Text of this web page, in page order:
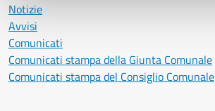
Notizie
Avvisi
Comunicati
Comunicati stampa della Giunta Comunale
Comunicati stampa del Consiglio Comunale